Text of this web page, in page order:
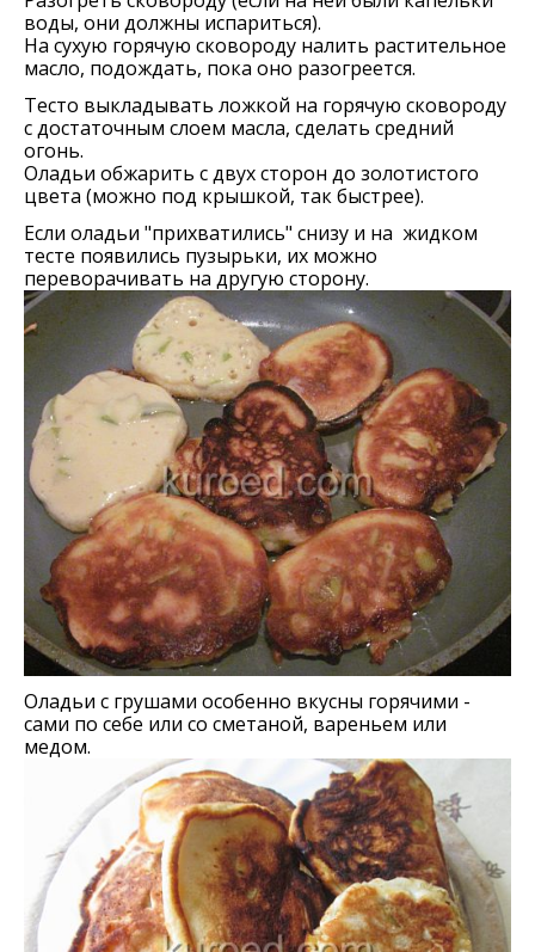
воды, они должны испариться).
На сухую горячую сковороду налить растительное
масло, подождать, пока оно разогреется.
Тесто выкладывать ложкой на горячую сковороду
с достаточным слоем масла, сделать средний
огонь.
Оладьи обжарить с двух сторон до золотистого
цвета (можно под крышкой, так быстрее).
Если оладьи "прихватились" снизу и на жидком
тесте появились пузырьки, их можно
переворачивать на другую сторону.
Оладьи с грушами особенно вкусны горячими -
сами по себе или со сметаной, вареньем или
медом.